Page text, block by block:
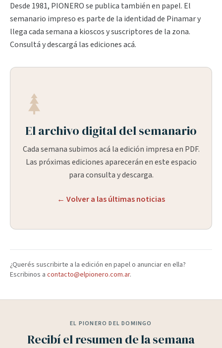
Desde 1981, PIONERO se publica también en papel. El
semanario impreso es parte de la identidad de Pinamar y
llega cada semana a kioscos y suscriptores de la zona.
Consultá y descargá las ediciones acá.
El archivo digital del semanario
Cada semana subimos acá la edición impresa en PDF.
Las próximas ediciones aparecerán en este espacio
para consulta y descarga.
← Volver a las últimas noticias
¿Querés suscribirte a la edición en papel o anunciar en ella?
Escribinos a contacto@elpionero.com.ar.
EL PIONERO DEL DOMINGO
Recibí el resumen de la semana